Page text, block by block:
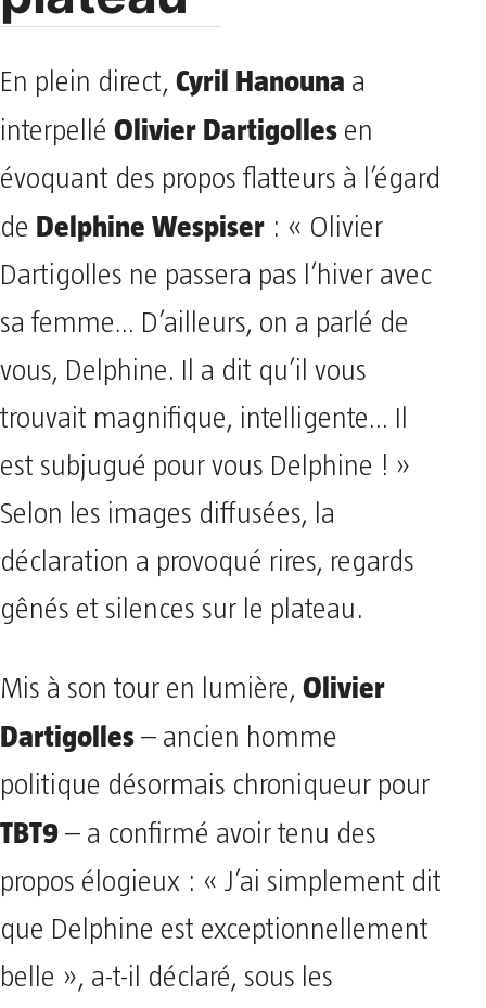
En plein direct, Cyril Hanouna a
interpellé Olivier Dartigolles en
évoquant des propos flatteurs à l’égard
de Delphine Wespiser : « Olivier
Dartigolles ne passera pas l’hiver avec
sa femme… D’ailleurs, on a parlé de
vous, Delphine. Il a dit qu’il vous
trouvait magnifique, intelligente… Il
est subjugué pour vous Delphine ! »
Selon les images diffusées, la
déclaration a provoqué rires, regards
gênés et silences sur le plateau.
Mis à son tour en lumière, Olivier
Dartigolles – ancien homme
politique désormais chroniqueur pour
TBT9 – a confirmé avoir tenu des
propos élogieux : « J’ai simplement dit
que Delphine est exceptionnellement
belle », a-t-il déclaré, sous les